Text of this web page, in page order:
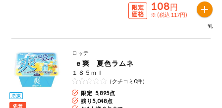
推しコープ
年間登録米
108円
※ (税込 117円)
乳
ロッテ
ｅ爽 夏色ラムネ
１８５ｍｌ
（クチコミ0件）
限定 5,895点
残り 5,048点